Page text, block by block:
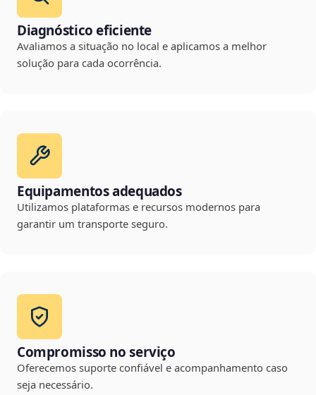
Diagnóstico eficiente
Avaliamos a situação no local e aplicamos a melhor
solução para cada ocorrência.
Equipamentos adequados
Utilizamos plataformas e recursos modernos para
garantir um transporte seguro.
Compromisso no serviço
Oferecemos suporte confiável e acompanhamento caso
seja necessário.